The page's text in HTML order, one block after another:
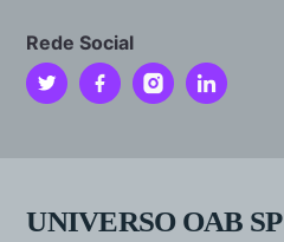
Rede Social
UNIVERSO OAB SP